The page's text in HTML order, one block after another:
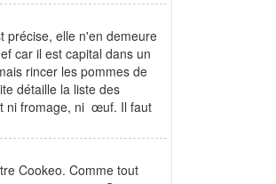
précise, elle n'en demeure
car il est capital dans un
rincer les pommes de
détaille la liste des
ni fromage, ni œuf. Il faut
Cookeo. Comme tout